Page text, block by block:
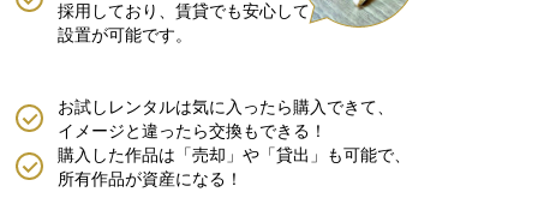
採用しており、賃貸でも安心して
設置が可能です。
購入した作品は「売却」や「貸出」も可能で、
所有作品が資産になる！
お試しレンタルは気に入ったら購入できて、
イメージと違ったら交換もできる！